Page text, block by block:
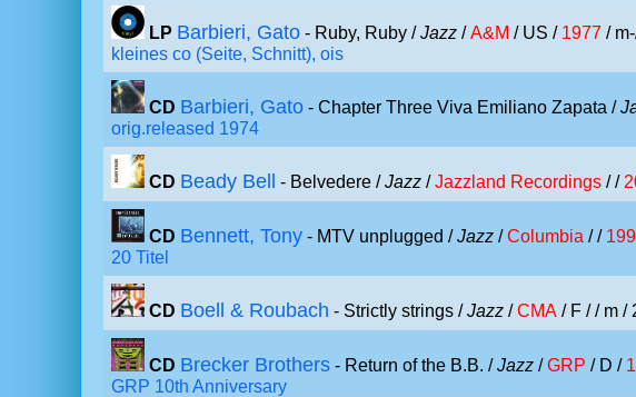
LP Barbieri, Gato - Ruby, Ruby /Jazz /A&M / US / 1977 /
kleines co (Seite, Schnitt), ois
CD Barbieri, Gato - Chapter Three Viva Emiliano Zapata /
orig.released 1974
CD Beady Bell - Belvedere /Jazz /Jazzland Recordings / /
CD Bennett, Tony - MTV unplugged /Jazz /Columbia / /
20 Titel
CD Boell & Roubach - Strictly strings /Jazz /CMA / F // m /
CD Brecker Brothers - Return of the B.B. /Jazz /GRP / D /
GRP 10th Anniversary